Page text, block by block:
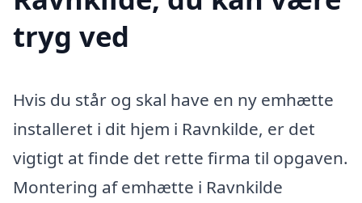
tryg ved
Hvis du står og skal have en ny emhætte
installeret i dit hjem i Ravnkilde, er det
vigtigt at finde det rette firma til opgaven.
Montering af emhætte i Ravnkilde